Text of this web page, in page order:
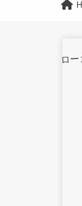
ロ